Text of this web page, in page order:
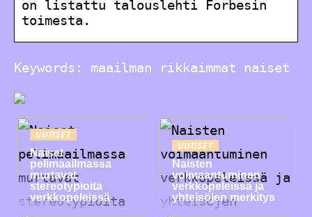
on listattu talouslehti Forbesin
toimesta.
Keywords: maailman rikkaimmat naiset
UUTISET
Naiset
pelimaailmassa
murtavat
stereotypioita
verkkopeleissä
UUTISET
Naisten
voimaantuminen
verkkopeleissä ja
yhteisöjen merkitys